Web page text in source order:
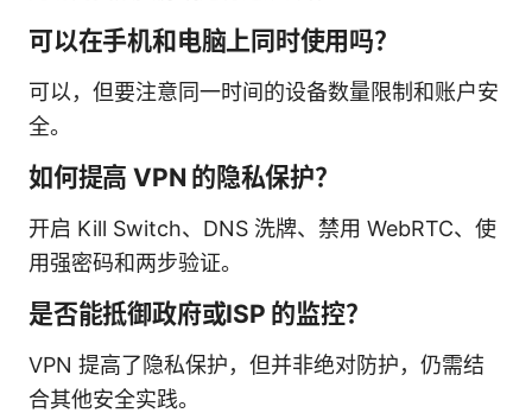
可以在手机和电脑上同时使用吗？
可以，但要注意同一时间的设备数量限制和账户安
全。
如何提高 VPN 的隐私保护？
开启 Kill Switch、DNS 洗牌、禁用 WebRTC、使
用强密码和两步验证。
是否能抵御政府或ISP 的监控？
VPN 提高了隐私保护，但并非绝对防护，仍需结
合其他安全实践。